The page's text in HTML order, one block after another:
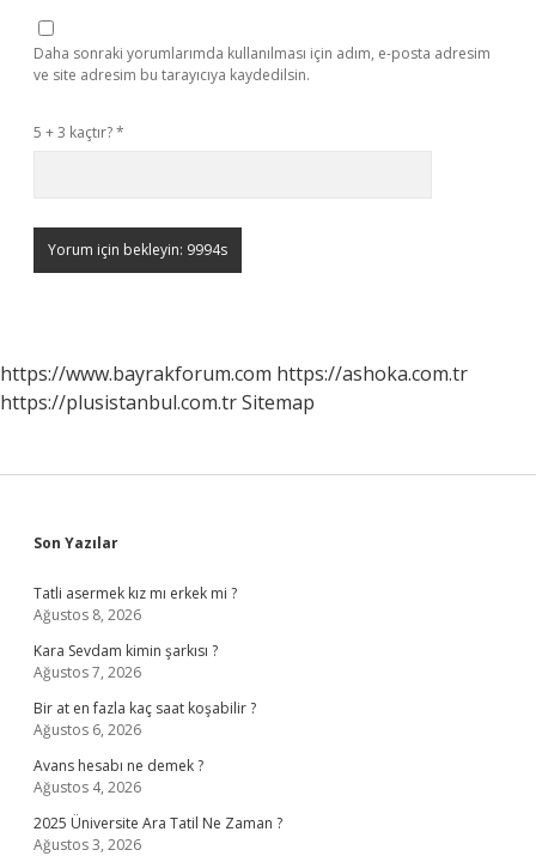
Daha sonraki yorumlarımda kullanılması için adım, e-posta adresim
ve site adresim bu tarayıcıya kaydedilsin.
5 + 3 kaçtır?*
https://www.bayrakforum.com https://ashoka.com.tr
https://plusistanbul.com.trSitemap
Sidebar
Son Yazılar
Tatli asermek kız mı erkek mi ?
Ağustos 8, 2026
Kara Sevdam kimin şarkısı ?
Ağustos 7, 2026
Bir at en fazla kaç saat koşabilir ?
Ağustos 6, 2026
Avans hesabı ne demek ?
Ağustos 4, 2026
2025 Üniversite Ara Tatil Ne Zaman ?
Ağustos 3, 2026